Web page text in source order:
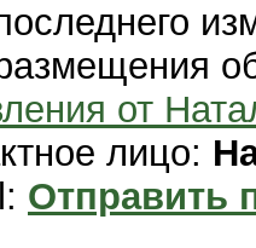
от
лицо:
Отправить